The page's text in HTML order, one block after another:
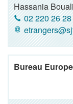
Hassania
02 220 26 28
Bureau Europe